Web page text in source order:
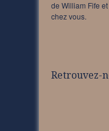
de William Fife
chez vous.
Retrouvez-